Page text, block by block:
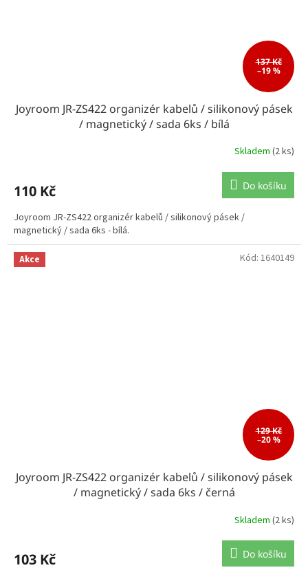
137 Kč
–19 %
Joyroom JR-ZS422 organizér kabelů / silikonový pásek
/ magnetický / sada 6ks / bílá
Skladem (2 ks)
110 Kč Do košíku
Joyroom JR-ZS422 organizér kabelů / silikonový pásek /
magnetický / sada 6ks - bílá.
Akce
129 Kč
–20 %
Joyroom JR-ZS422 organizér kabelů / silikonový pásek
/ magnetický / sada 6ks / černá
Skladem (2 ks)
103 Kč Do košíku
Kód: 1640149